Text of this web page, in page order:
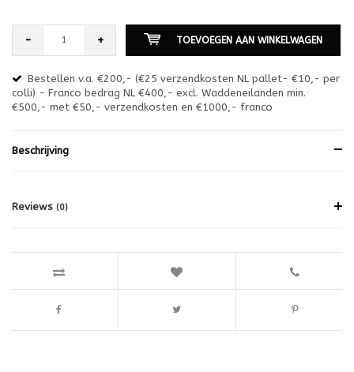
- + TOEVOEGEN AAN WINKELWAGEN
Bestellen v.a. €200,- (€25 verzendkosten NL pallet- €10,- per
colli) - Franco bedrag NL €400,- excl. Waddeneilanden min.
€500,- met €50,- verzendkosten en €1000,- franco
Beschrijving
Reviews (0)